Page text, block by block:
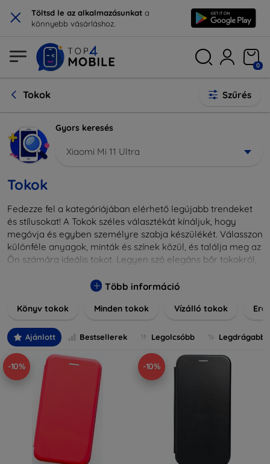
× Töltsd le az alkalmazásunkat a
könnyebb vásárláshoz.
0
Tokok Szűrés
Gyors keresés
Xiaomi Mi 11 Ultra
Tokok
Fedezze fel a kategóriájában elérhető legújabb trendeket
és stílusokat! A Tokok széles választékát kínáljuk, hogy
megóvja és egyben személyre szabja készülékét. Válasszon
különféle anyagok, minták és színek közül, és találja meg az
Ön számára ideális tokot. Legyen szó elegáns bőr tokokról,
nálunk mindenki megtalálja a stílusához leginkább illő
különlegesebbé eszközeit a tökéletes tokkal!
Több információ
Könyv tokok Minden tokok Vízálló tokok
Ajánlott Bestsellerek Legolcsóbb Legdrágabb
-10% -10%